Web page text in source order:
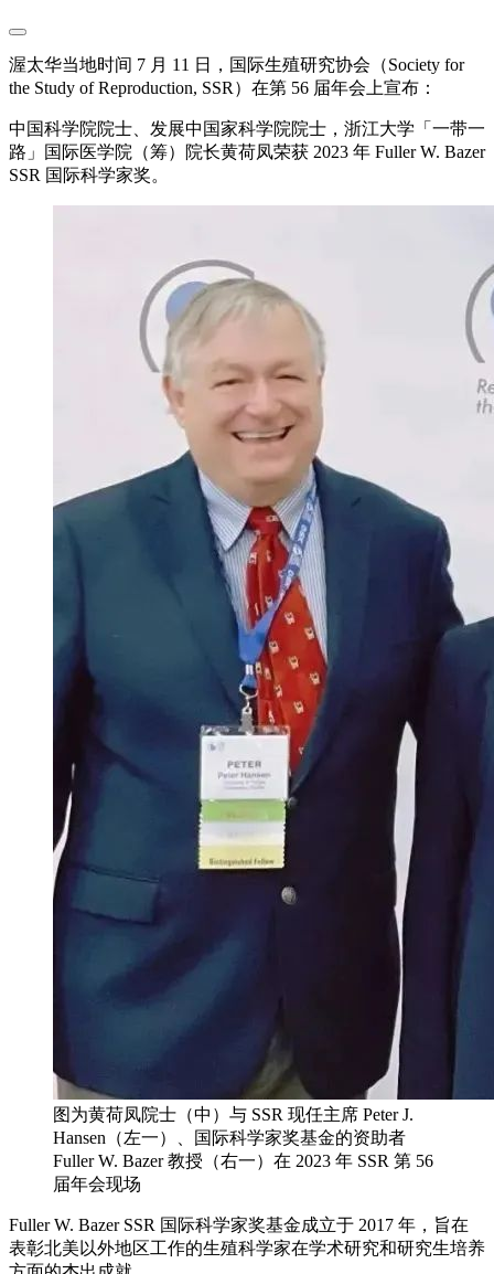
渥太华当地时间 7 月 11 日，国际生殖研究协会（Society for
the Study of Reproduction, SSR）在第 56 届年会上宣布：
中国科学院院士、发展中国家科学院院士，浙江大学「一带一
路」国际医学院（筹）院长黄荷凤荣获 2023 年 Fuller W. Bazer
SSR 国际科学家奖。
图为黄荷凤院士（中）与 SSR 现任主席 Peter J.
Hansen（左一）、国际科学家奖基金的资助者
Fuller W. Bazer 教授（右一）在 2023 年 SSR 第 56
届年会现场
Fuller W. Bazer SSR 国际科学家奖基金成立于 2017 年，旨在
表彰北美以外地区工作的生殖科学家在学术研究和研究生培养